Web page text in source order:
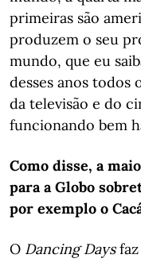
primeiras são
produzem o seu
mundo, que eu
desses anos todos
da televisão e do
funcionando bem
Como disse, a
para a Globo
por exemplo o
O Dancing Daysfaz